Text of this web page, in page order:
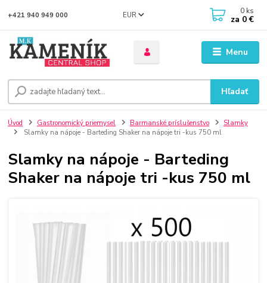
Menu
EUR
Hľadať
+421 940 949 000 0 ks
za 0 €
Úvod Gastronomický priemysel Barmanské príslušenstvo
Slamky
Slamky na nápoje - Barteding Shaker na nápoje tri -kus 750 ml
Slamky na nápoje - Barteding
Shaker na nápoje tri -kus 750 ml